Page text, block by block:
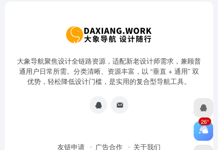
大象导航聚焦设计全链路资源，适配新老设计师需求，兼顾普
通用户日常所需。分类清晰、资源丰富，以 “垂直 + 通用” 双
优势，轻松降低设计门槛，是实用的复合型导航工具。
友链申请 广告合作 关于我们
26°